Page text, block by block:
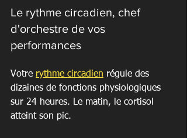
Le rythme circadien, chef
d'orchestre de vos
performances
Votre rythme circadien régule des
dizaines de fonctions physiologiques
sur 24 heures. Le matin, le cortisol
atteint son pic.